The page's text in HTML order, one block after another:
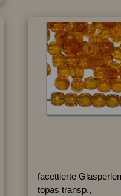
facettierte Glasperlen
topas transp.,